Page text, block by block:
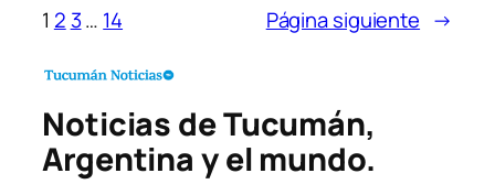
1 2 3… 14 Página siguiente →
Noticias de Tucumán,
Argentina y el mundo.